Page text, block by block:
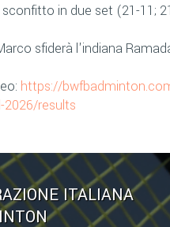
in due set (21-11;
sfiderà l'indiana
https://
2026/results
ITALIANA